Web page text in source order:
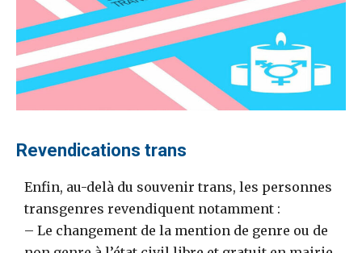
Revendications trans
Enfin, au-delà du souvenir trans, les personnes
transgenres revendiquent notamment :
– ​Le changement de la mention de genre ou de